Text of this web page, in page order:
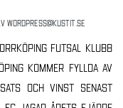
wordpress@kustit.se
Futsal Klubb
kommer fyllda av
och vinst senast